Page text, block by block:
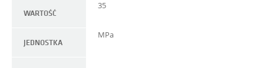
WARTOŚĆ
35
JEDNOSTKA
MPa